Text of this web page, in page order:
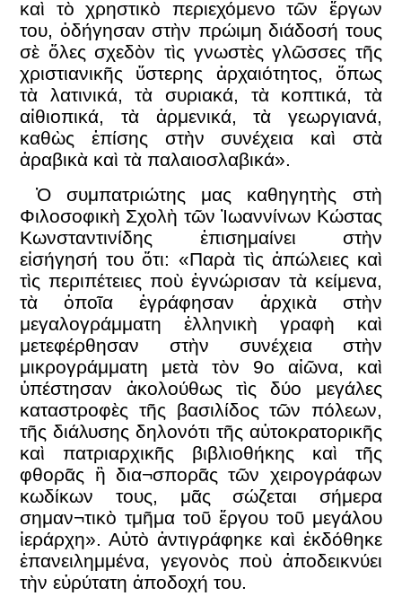
καὶ τὸ χρηστικὸ περιεχόμενο τῶν ἔργων
του, ὁδήγησαν στὴν πρώιμη διάδοσή τους
σὲ ὅλες σχεδὸν τὶς γνωστὲς γλῶσσες τῆς
χριστιανικῆς ὕστερης ἀρχαιότητος, ὅπως
τὰ λατινικά, τὰ συριακά, τὰ κοπτικά, τὰ
αἰθιοπικά, τὰ ἀρμενικά, τὰ γεωργιανά,
καθὼς ἐπίσης στὴν συνέχεια καὶ στὰ
ἀραβικὰ καὶ τὰ παλαιοσλαβικά».
Ὁ συμπατριώτης μας καθηγητὴς στὴ
Φιλοσοφικὴ Σχολὴ τῶν Ἰωαννίνων Κώστας
Κωνσταντινίδης ἐπισημαίνει στὴν
εἰσήγησή του ὅτι: «Παρὰ τὶς ἀπώλειες καὶ
τὶς περιπέτειες ποὺ ἐγνώρισαν τὰ κείμενα,
τὰ ὁποῖα ἐγράφησαν ἀρχικὰ στὴν
μεγαλογράμματη ἑλληνικὴ γραφὴ καὶ
μετεφέρθησαν στὴν συνέχεια στὴν
μικρογράμματη μετὰ τὸν 9ο αἰῶνα, καὶ
ὑπέστησαν ἀκολούθως τὶς δύο μεγάλες
καταστροφὲς τῆς βασιλίδος τῶν πόλεων,
τῆς διάλυσης δηλονότι τῆς αὐτοκρατορικῆς
καὶ πατριαρχικῆς βιβλιοθήκης καὶ τῆς
φθορᾶς ἢ δια¬σπορᾶς τῶν χειρογράφων
κωδίκων τους, μᾶς σώζεται σήμερα
σημαν¬τικὸ τμῆμα τοῦ ἔργου τοῦ μεγάλου
ἱεράρχη». Αὐτὸ ἀντιγράφηκε καὶ ἐκδόθηκε
ἐπανειλημμένα, γεγονὸς ποὺ ἀποδεικνύει
τὴν εὐρύτατη ἀποδοχή του.